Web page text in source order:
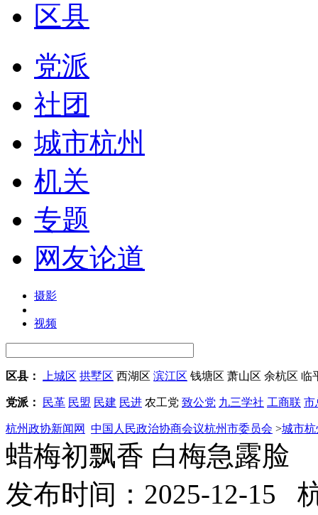
区县
党派
社团
城市杭州
机关
专题
网友论道
摄影
视频
区县： 上城区 拱墅区 西湖区 滨江区 钱塘区 萧山区 余杭区 临
党派： 民革 民盟 民建 民进 农工党 致公党 九三学社 工商联 市
杭州政协新闻网 中国人民政治协商会议杭州市委员会 >城市杭
蜡梅初飘香 白梅急露脸
发布时间：2025-12-15